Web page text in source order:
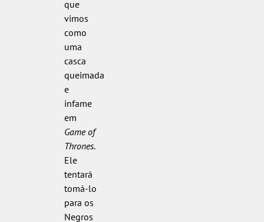
que
vimos
como
uma
casca
queimada
e
infame
em
Game of
Thrones.
Ele
tentará
tomá-lo
para os
Negros